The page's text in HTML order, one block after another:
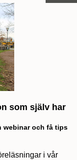
som själv har
webinar och få tips
i vår